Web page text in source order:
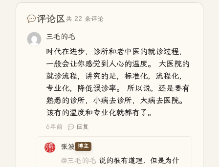
评论区共 22 条评论
三毛的毛
时代在进步，诊所和老中医的就诊过程，
一般会让你感觉到人心的温度。 大医院的
就诊流程，讲究的是，标准化，流程化，
专业化，降低误诊率。 所以说，还是要有
熟悉的诊所，小病去诊所，大病去医院。
该有的温度和专业化就都有了。
6年前 回复
张波 博主
@三毛的毛 说的很有道理，但是为什